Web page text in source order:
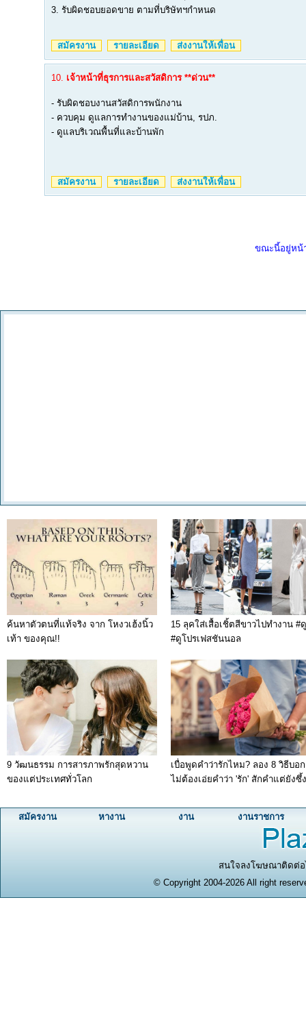
3. รับผิดชอบยอดขาย ตามที่บริษัทฯกำหนด
สมัครงาน รายละเอียด ส่งงานให้เพื่อน
10. เจ้าหน้าที่ธุรการและสวัสดิการ **ด่วน**
- รับผิดชอบงานสวัสดิการพนักงาน
- ควบคุม ดูแลการทำงานของแม่บ้าน, รปภ.
- ดูแลบริเวณพื้นที่และบ้านพัก
สมัครงาน รายละเอียด ส่งงานให้เพื่อน
ขณะนี้อยู่ห
ค้นหาตัวตนที่แท้จริง จาก โหงวเฮ้งนิ้ว
เท้า ของคุณ!!
15 ลุคใส่เสื้อเชิ้ตสีขาวไปทำงาน #
#ดูโปรเฟสชันนอล
9 วัฒนธรรม การสารภาพรักสุดหวาน
ของแต่ประเทศทั่วโลก
เบื่อพูดคำว่ารักไหม? ลอง 8 วิธีบอ
ไม่ต้องเอ่ยคำว่า 'รัก' สักคำแต่ยังซึ้
สมัครงาน หางาน งาน งานราชการ
สนใจลงโฆษณาติดต่อ
© Copyright 2004-2026 All right